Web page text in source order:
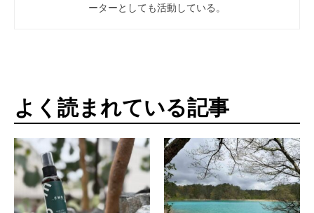
ーターとしても活動している。
よく読まれている記事